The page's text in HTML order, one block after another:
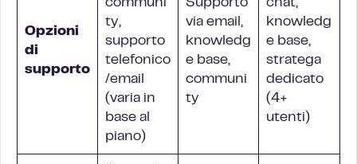
Opzioni
di
supporto
communi
ty,
supporto
telefonico
/email
(varia in
base al
piano)
Supporto
via email,
knowledg
e base,
communi
ty
chat,
knowledg
e base,
stratega
dedicato
(4+
utenti)